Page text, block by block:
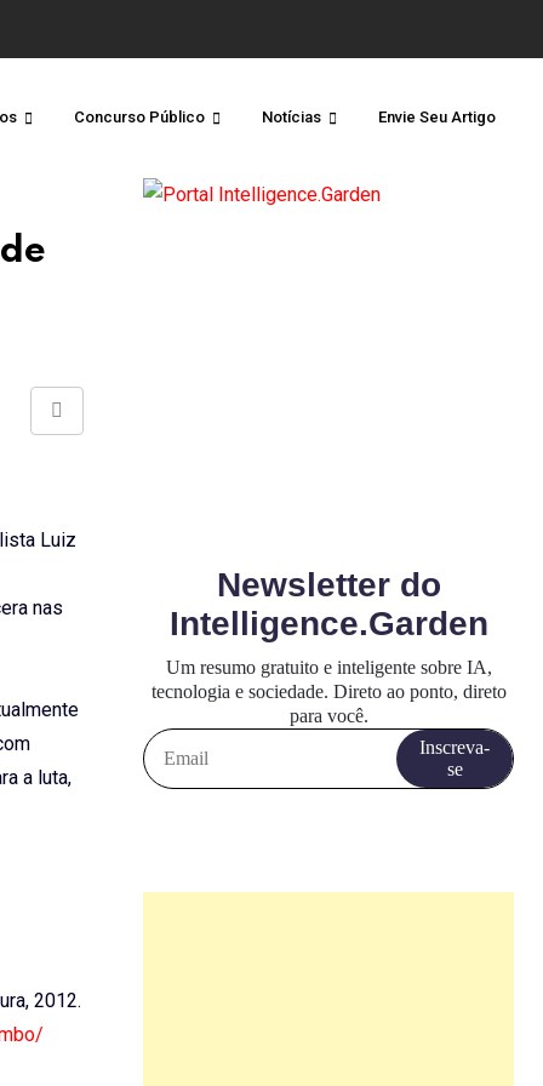
Concurso Público Notícias Envie Seu Artigo
Share
Luiz
nas
a luta,
2012.